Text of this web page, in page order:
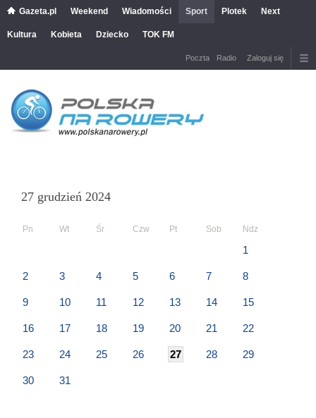
Gazeta.pl Weekend Wiadomości Sport Plotek Next
Kultura Kobieta Dziecko TOK FM
Poczta Radio Zaloguj się
27 grudzień 2024
Pn Wt Śr Czw Pt Sob Ndz
1
2 3 4 5 6 7 8
9 10 11 12 13 14 15
16 17 18 19 20 21 22
23 24 25 26 27 28 29
30 31